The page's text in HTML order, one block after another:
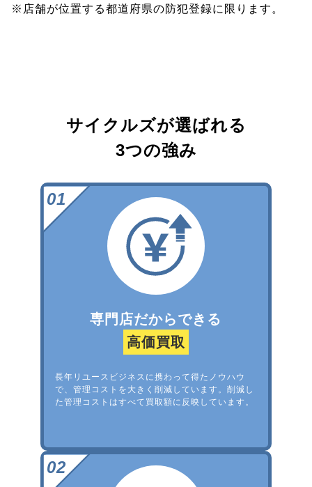
※店舗が位置する都道府県の防犯登録に限ります。
サイクルズが選ばれる
3つの強み
専門店だからできる
高価買取
長年リユースビジネスに携わって得たノウハウ
で、管理コストを大きく削減しています。削減し
た管理コストはすべて買取額に反映しています。